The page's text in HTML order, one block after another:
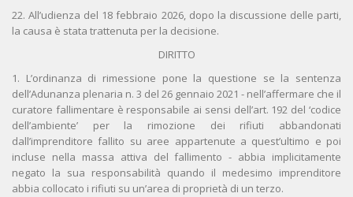
22. All’udienza del 18 febbraio 2026, dopo la discussione delle parti,
la causa è stata trattenuta per la decisione.
DIRITTO
1. L’ordinanza di rimessione pone la questione se la sentenza
dell’Adunanza plenaria n. 3 del 26 gennaio 2021 - nell’affermare che il
curatore fallimentare è responsabile ai sensi dell’art. 192 del ‘codice
dell’ambiente’ per la rimozione dei rifiuti abbandonati
dall’imprenditore fallito su aree appartenute a quest’ultimo e poi
incluse nella massa attiva del fallimento - abbia implicitamente
negato la sua responsabilità quando il medesimo imprenditore
abbia collocato i rifiuti su un’area di proprietà di un terzo.